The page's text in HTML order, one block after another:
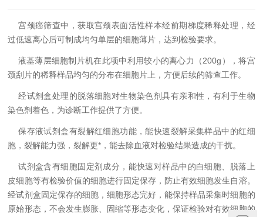
宫颈癌筛查中，获取宫颈表面活性样本经前期梯度稀释处理 ， 经
过低速离心后可制成均匀单层的细胞薄片，达到检验要求。
液基薄层细胞制片机在此项中利用较小的离心力（200g ），将宫
颈刮片的稀释样品均匀的分布在细胞片上，方便后续的筛查工作。
经试剂盒处理的脱落细胞对生物染色剂具有亲和性，有利于生物
染色剂着色，为诊断工作提供了方便。
保存液试剂盒有裂解红细胞功能，能快速裂解采集样品中的红细
胞，裂解能力强，裂解更*，能去除血液对检验结果造成的干扰。
试剂盒含有细胞固定剂成分，能快速对样品中的白细胞、脱落上
皮细胞等有检验价值的细胞进行固定保存，防止有效细胞发生自溶。
经试剂盒固定保存的细胞，细胞形态完好，能保持样品采集时细胞的
原始形态，不会发生膨胀、固缩等形态变化，保证检验对有效细胞的